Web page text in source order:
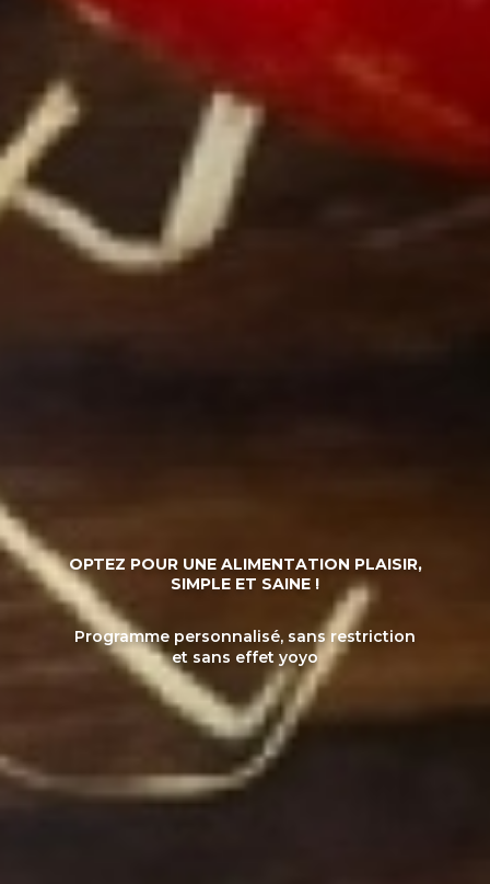
OPTEZ POUR UNE ALIMENTATION PLAISIR,
SIMPLE ET SAINE !
Programme personnalisé, sans restriction
et sans effet yoyo